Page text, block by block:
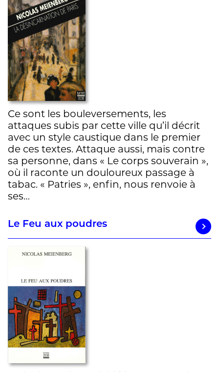
Ce sont les bouleversements, les
attaques subis par cette ville qu’il décrit
avec un style caustique dans le premier
de ces textes. Attaque aussi, mais contre
sa personne, dans « Le corps souverain »,
où il raconte un douloureux passage à
tabac. « Patries », enfin, nous renvoie à
ses…
Le Feu aux poudres